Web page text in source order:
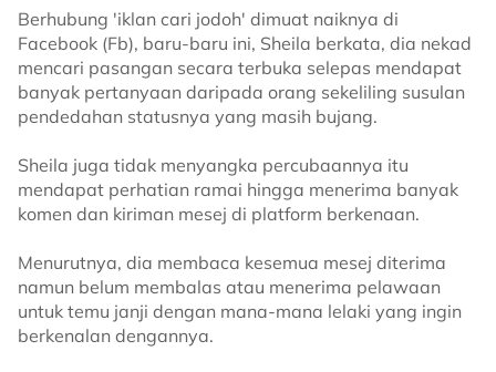
Berhubung 'iklan cari jodoh' dimuat naiknya di
Facebook (Fb), baru-baru ini, Sheila berkata, dia nekad
mencari pasangan secara terbuka selepas mendapat
banyak pertanyaan daripada orang sekeliling susulan
pendedahan statusnya yang masih bujang.
Sheila juga tidak menyangka percubaannya itu
mendapat perhatian ramai hingga menerima banyak
komen dan kiriman mesej di platform berkenaan.
Menurutnya, dia membaca kesemua mesej diterima
namun belum membalas atau menerima pelawaan
untuk temu janji dengan mana-mana lelaki yang ingin
berkenalan dengannya.